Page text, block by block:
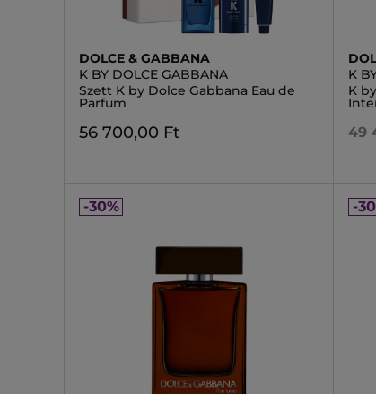
DOLCE & GABBANA
K BY DOLCE GABBANA
Szett K by Dolce Gabbana Eau de
Parfum
56 700,00 Ft
K
K
49
-30% -